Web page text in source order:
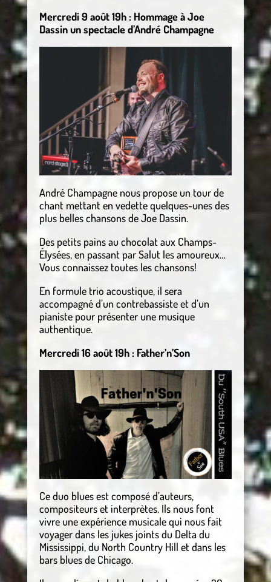
Mercredi 9 août 19h : Hommage à Joe
Dassin un spectacle d’André Champagne
André Champagne nous propose un tour de
chant mettant en vedette quelques-unes des
plus belles chansons de Joe Dassin.
Des petits pains au chocolat aux Champs-
Élysées, en passant par Salut les amoureux…
Vous connaissez toutes les chansons!
En formule trio acoustique, il sera
accompagné d’un contrebassiste et d’un
pianiste pour présenter une musique
authentique.
Mercredi 16 août 19h : Father’n’Son
Ce duo blues est composé d’auteurs,
compositeurs et interprètes. Ils nous font
vivre une expérience musicale qui nous fait
voyager dans les jukes joints du Delta du
Mississippi, du North Country Hill et dans les
bars blues de Chicago.